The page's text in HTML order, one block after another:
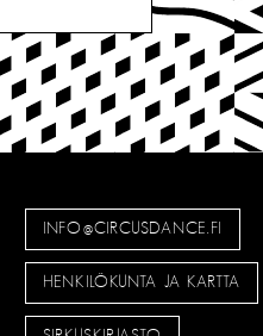
INFO@CIRCUSDANCE.FI
HENKILÖKUNTA JA KARTTA